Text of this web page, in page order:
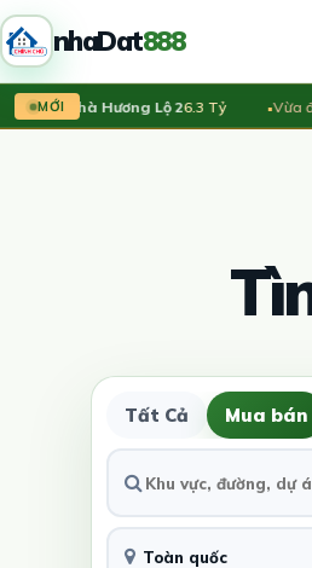
nhaDat888
MỚI
Bán nhà Hương Lộ 2 6.3 Tỷ Vừa đăng:
Tất Cả Mua bán
Toàn quốc